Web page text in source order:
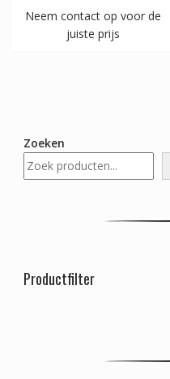
Neem contact op voor de
juiste prijs
Zoeken
Productfilter